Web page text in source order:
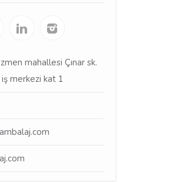
mahallesi Çınar sk.
merkezi kat 1